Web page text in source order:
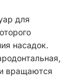
для
насадок.
вращаются